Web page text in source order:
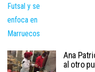
Ana
al otro